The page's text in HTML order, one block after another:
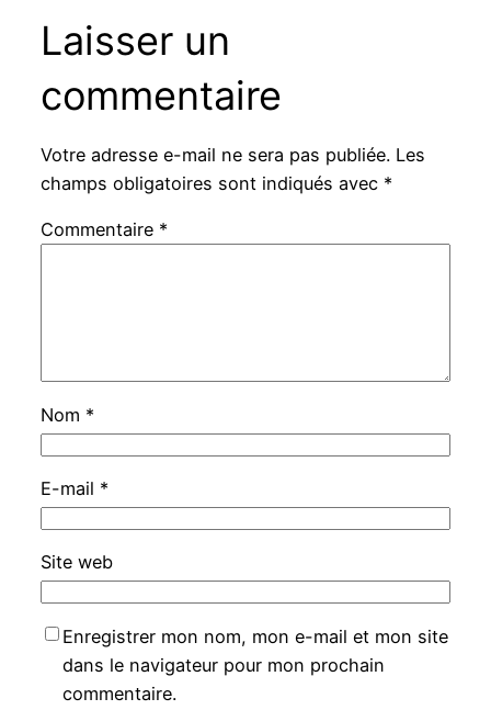
Laisser un
commentaire
Votre adresse e-mail ne sera pas publiée. Les
champs obligatoires sont indiqués avec *
Commentaire *
Nom *
E-mail *
Site web
Enregistrer mon nom, mon e-mail et mon site
dans le navigateur pour mon prochain
commentaire.